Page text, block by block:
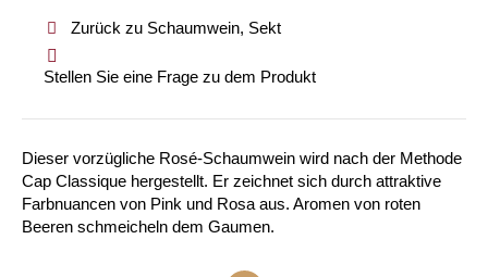
Zurück zu Schaumwein, Sekt
Stellen Sie eine Frage zu dem Produkt
Dieser vorzügliche Rosé-Schaumwein wird nach der Methode
Cap Classique hergestellt. Er zeichnet sich durch attraktive
Farbnuancen von Pink und Rosa aus. Aromen von roten
Beeren schmeicheln dem Gaumen.